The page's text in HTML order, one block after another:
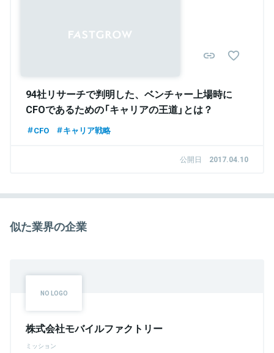
94社リサーチで判明した、ベンチャー上場時に
CFOであるための「キャリアの王道」とは？
CFO キャリア戦略
公開日 2017.04.10
似た業界の企業
株式会社モバイルファクトリー
ミッション